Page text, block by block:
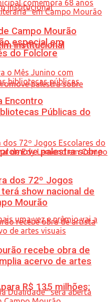
institucional
palestra sobre
R$ 135 milhões;
Campo Mourão
especial em
do Folclore
Encontro
Públicas do
dos 72º Jogos
show nacional de
Mourão
recebe obra de
acervo de artes